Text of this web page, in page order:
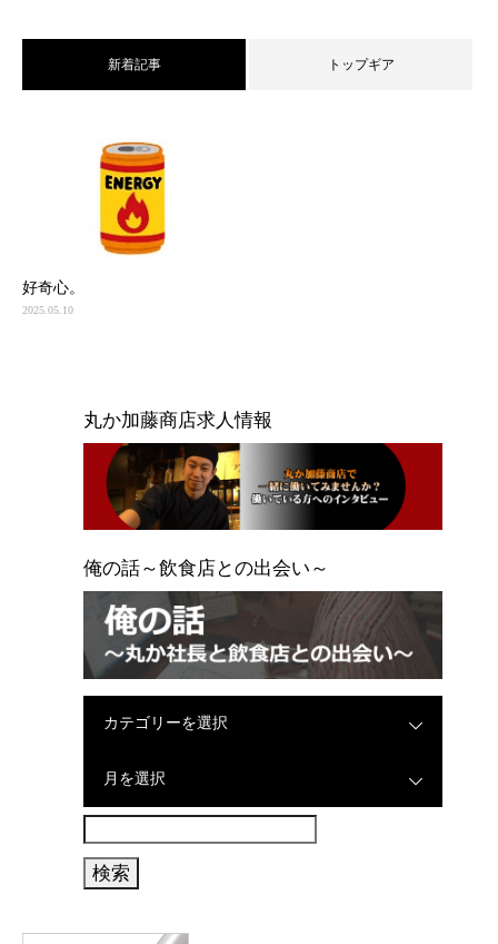
新着記事 トップギア
好奇心。
2025.05.10
丸か加藤商店求人情報
俺の話～飲食店との出会い～
カテゴリーを選択
月を選択